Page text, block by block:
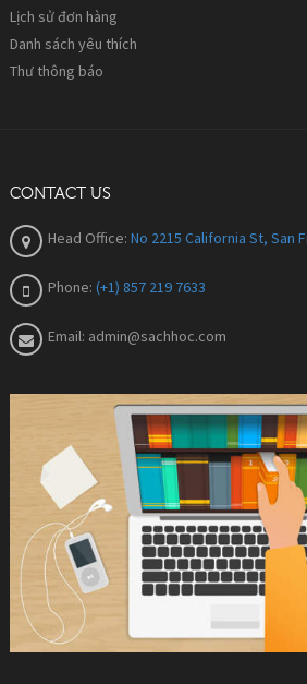
Lịch sử đơn hàng
Danh sách yêu thích
Thư thông báo
CONTACT US
Head Office: No 2215 California St, San
Phone: (+1) 857 219 7633
Email: admin@sachhoc.com